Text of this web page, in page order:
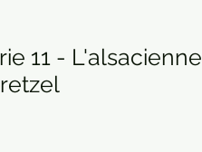
11 - L'alsacienne